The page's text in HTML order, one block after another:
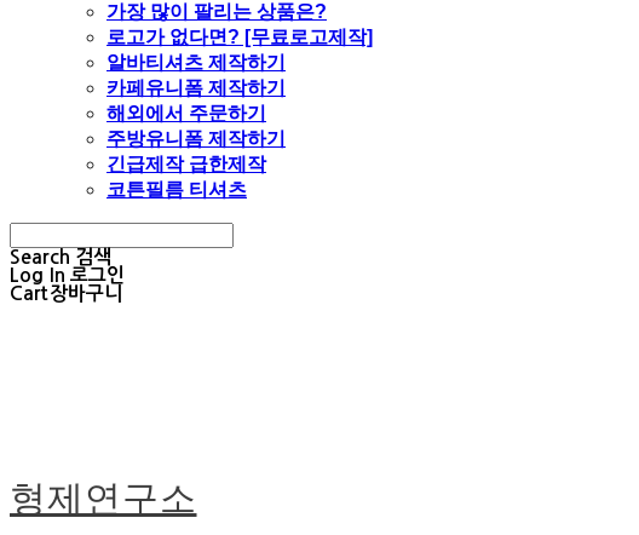
가장 많이 팔리는 상품은?
로고가 없다면? [무료로고제작]
알바티셔츠 제작하기
카페유니폼 제작하기
해외에서 주문하기
주방유니폼 제작하기
긴급제작 급한제작
코튼필름 티셔츠
Search 검색
Log In 로그인
Cart장바구니
형제연구소